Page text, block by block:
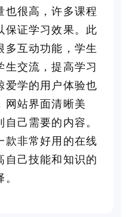
也很高，许多课程
保证学习效果。此
互动功能，学生
交流，提高学习
爱学的用户体验也
网站界面清晰美
己需要的内容。
款非常好用的在线
自己技能和知识的